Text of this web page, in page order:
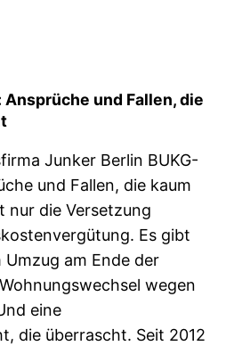
und Fallen, die
Junker Berlin BUKG-
und Fallen, die kaum
nur die Versetzung
Es gibt
am Ende der
wegen
eine
die überrascht. Seit 2012